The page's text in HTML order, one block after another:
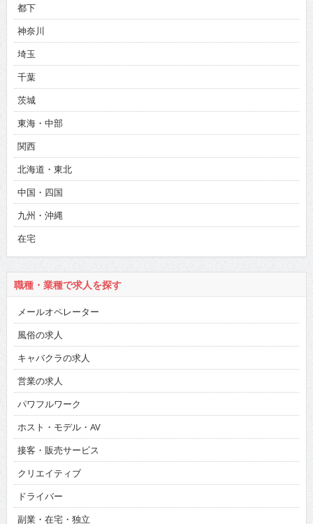
都下
神奈川
埼玉
千葉
茨城
東海・中部
関西
北海道・東北
中国・四国
九州・沖縄
在宅
職種・業種で求人を探す
メールオペレーター
風俗の求人
キャバクラの求人
営業の求人
パワフルワーク
ホスト・モデル・AV
接客・販売サービス
クリエイティブ
ドライバー
副業・在宅・独立